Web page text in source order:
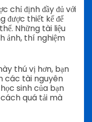
chỉ định đầy đủ với
được thiết kế để
Những tài liệu
ảnh, thí nghiệm
thú vị hơn, bạn
các tài nguyên
sinh của bạn
quá tải mà